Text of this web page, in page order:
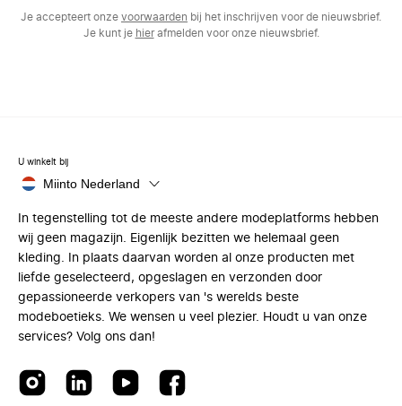
Je accepteert onze voorwaarden bij het inschrijven voor de nieuwsbrief.
Je kunt je hierafmelden voor onze nieuwsbrief.
U winkelt bij
Miinto Nederland
In tegenstelling tot de meeste andere modeplatforms hebben
wij geen magazijn. Eigenlijk bezitten we helemaal geen
kleding. In plaats daarvan worden al onze producten met
liefde geselecteerd, opgeslagen en verzonden door
gepassioneerde verkopers van 's werelds beste
modeboetieks. We wensen u veel plezier. Houdt u van onze
services? Volg ons dan!